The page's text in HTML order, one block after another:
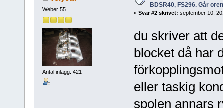
Weber 55
Antal inlägg: 421
BDSR40, FS296. Går
« Svar #2 skrivet: september 10,
du skriver att
blocket då har
eller taskig
spolen annars